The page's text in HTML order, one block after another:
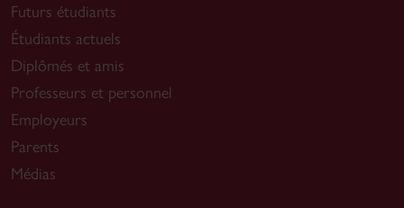
Futurs étudiants
Étudiants actuels
Diplômés et amis
Professeurs et personnel
Employeurs
Parents
Médias